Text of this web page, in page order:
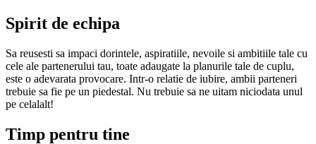
Spirit de echipa
Sa reusesti sa impaci dorintele, aspiratiile, nevoile si ambitiile tale cu
cele ale partenerului tau, toate adaugate la planurile tale de cuplu,
este o adevarata provocare. Intr-o relatie de iubire, ambii parteneri
trebuie sa fie pe un piedestal. Nu trebuie sa ne uitam niciodata unul
pe celalalt!
Timp pentru tine